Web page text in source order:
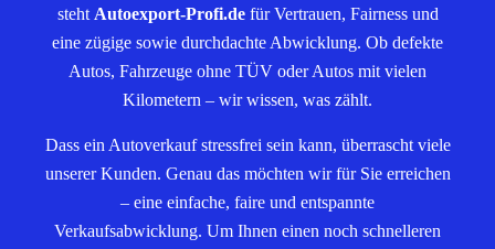
steht Autoexport-Profi.defür Vertrauen, Fairness und
eine zügige sowie durchdachte Abwicklung. Ob defekte
Autos, Fahrzeuge ohne TÜV oder Autos mit vielen
Kilometern – wir wissen, was zählt.
Dass ein Autoverkauf stressfrei sein kann, überrascht viele
unserer Kunden. Genau das möchten wir für Sie erreichen
– eine einfache, faire und entspannte
Verkaufsabwicklung. Um Ihnen einen noch schnelleren